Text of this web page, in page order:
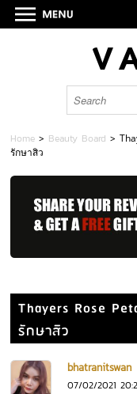
Home > Beauty Board >
รักษาสิว
Thayers Rose
รักษาสิว
bhatranitswan
07/02/2021